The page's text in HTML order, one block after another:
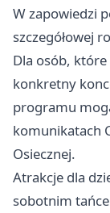
W zapowiedzi
szczegółowej
Dla osób,
konkretny
programu
komunikatach
Osiecznej.
Atrakcje dla
sobotnim